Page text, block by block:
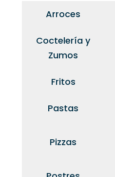
Arroces
Coctelería y
Zumos
Fritos
Pastas
Pizzas